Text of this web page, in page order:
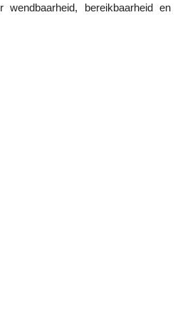
wendbaarheid, bereikbaarheid en